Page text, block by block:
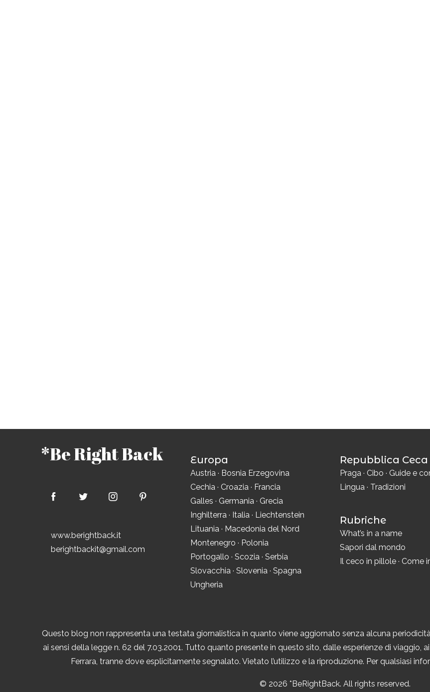
*Be Right Back
www.berightback.it
berightbackit@gmail.com
Europa
Austria · Bosnia Erzegovina
Cechia · Croazia · Francia
Galles · Germania · Grecia
Inghilterra · Italia · Liechtenstein
Lituania · Macedonia del Nord
Montenegro · Polonia
Portogallo · Scozia · Serbia
Slovacchia · Slovenia · Spagna
Ungheria
Repubblica Ceca
Praga · Cibo · Guide e
Lingua · Tradizioni
Rubriche
What’s in a name
Sapori dal mondo
Il ceco in pillole · Come
Questo blog non rappresenta una testata giornalistica in quanto viene aggiornato senza alcuna
ai sensi della legge n. 62 del 7.03.2001. Tutto quanto presente in questo sito, dalle esperienze di viaggio,
Ferrara, tranne dove esplicitamente segnalato. Vietato l’utilizzo e la riproduzione. Per qualsiasi
© 2026 *BeRightBack. All rights reserved.